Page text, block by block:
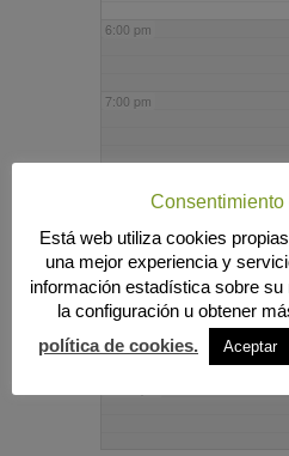
6:00 pm
7:00 pm
9:00 pm
10:00 pm
Está web utiliza cookies
una mejor experiencia y
información estadística sobre
la configuración u obtener
política de cookies.
Aceptar